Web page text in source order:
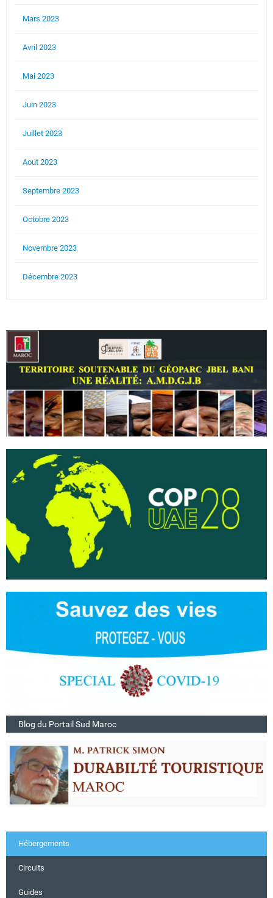
Mars 2023
Avril 2023
Mai 2023
Juin 2023
Juillet 2023
Aout 2023
Septembre 2023
Octobre 2023
Novembre 2023
Décembre 2023
Blog du Portail Sud Maroc
Hébergements
Circuits
Guides